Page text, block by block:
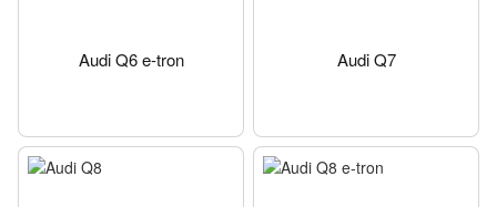
Audi Q6 e-tron Audi Q7